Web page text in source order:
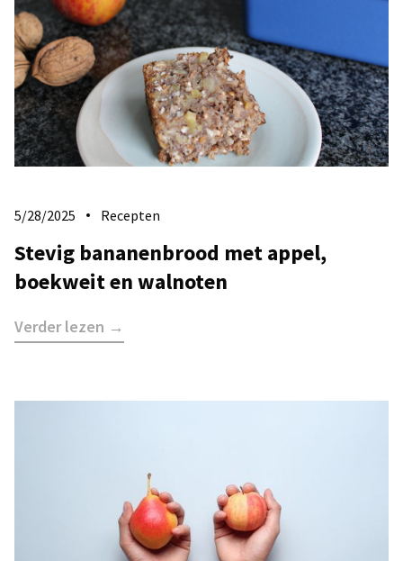
5/28/2025 Recepten
Stevig bananenbrood met appel,
boekweit en walnoten
Verder lezen →